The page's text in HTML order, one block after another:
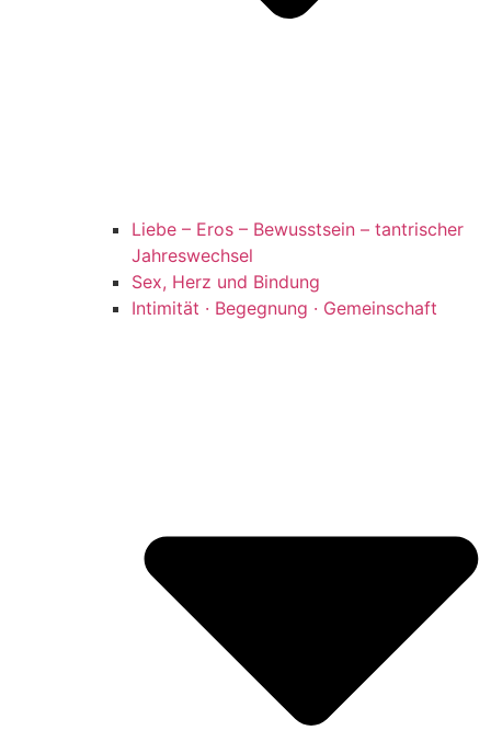
Liebe – Eros – Bewusstsein – tantrischer
Jahreswechsel
Sex, Herz und Bindung
Intimität · Begegnung · Gemeinschaft